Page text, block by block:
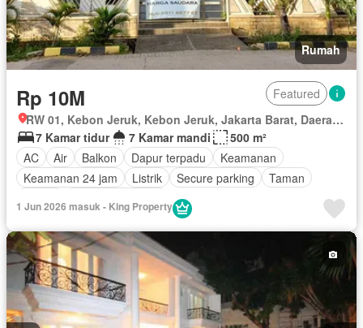
Rumah
Rp 10M
Featured
RW 01, Kebon Jeruk, Kebon Jeruk, Jakarta Barat, Daerah Khusus Ibukota Jakarta
7 Kamar tidur
7 Kamar mandi
500 m²
AC
Air Balkon Dapur terpadu
Keamanan
Keamanan 24 jam
Listrik Secure parking
Taman
1 Jun 2026 masuk - King Property